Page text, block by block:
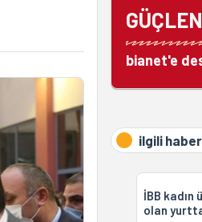
bianet'e
ilgili
İBB kadın
olan